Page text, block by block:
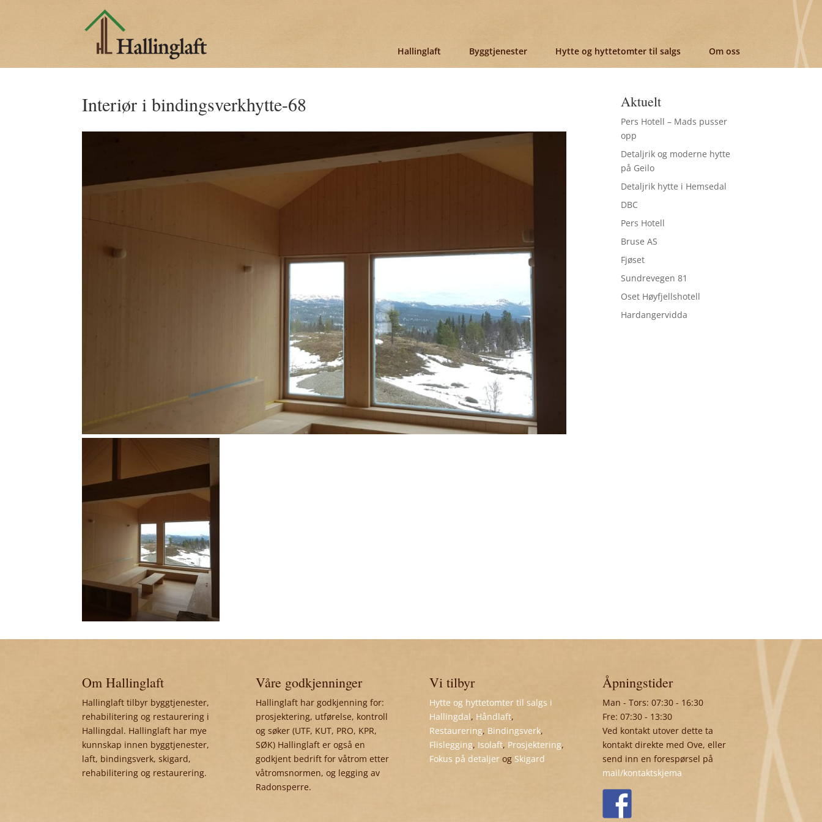
Hallinglaft Byggtjenester Hytte og hyttetomter til salgs Om oss
Interiør i bindingsverkhytte-68 Aktuelt
Pers Hotell – Mads pusser
opp
Detaljrik og moderne hytte
på Geilo
Detaljrik hytte i Hemsedal
DBC
Pers Hotell
Bruse AS
Fjøset
Sundrevegen 81
Oset Høyfjellshotell
Hardangervidda
Om Hallinglaft
Hallinglaft tilbyr byggtjenester,
rehabilitering og restaurering i
Hallingdal. Hallinglaft har mye
kunnskap innen byggtjenester,
laft, bindingsverk, skigard,
rehabilitering og restaurering.
Våre godkjenninger
Hallinglaft har godkjenning for:
prosjektering, utførelse, kontroll
og søker (UTF, KUT, PRO, KPR,
SØK) Hallinglaft er også en
godkjent bedrift for våtrom etter
våtromsnormen, og legging av
Radonsperre.
Vi tilbyr
Hytte og hyttetomter til salgs i
Hallingdal, Håndlaft,
Restaurering, Bindingsverk,
Flislegging, Isolaft, Prosjektering,
Fokus på detaljerog Skigard
Åpningstider
Man - Tors: 07:30 - 16:30
Fre: 07:30 - 13:30
Ved kontakt utover dette ta
kontakt direkte med Ove, eller
send inn en forespørsel på
mail/kontaktskjema